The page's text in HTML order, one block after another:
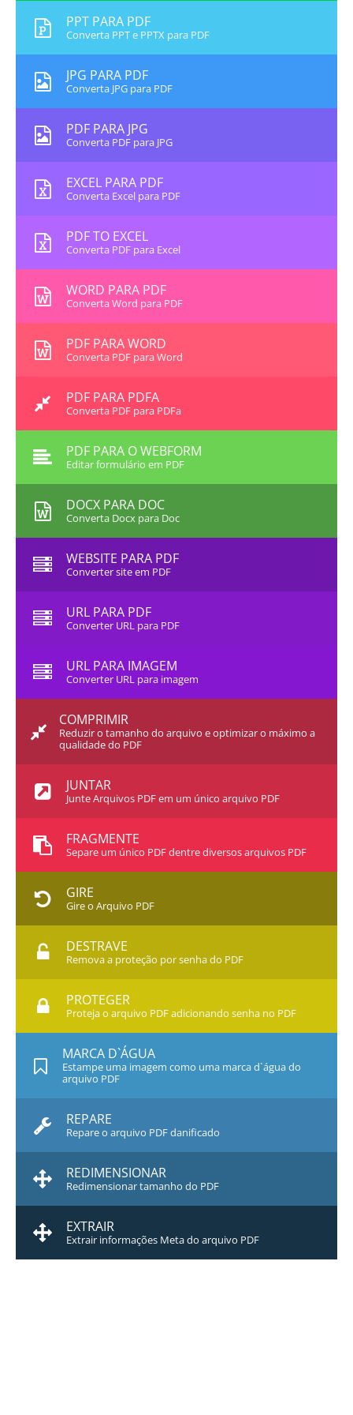
PPT PARA PDF
Converta PPT e PPTX para PDF
JPG PARA PDF
Converta JPG para PDF
PDF PARA JPG
Converta PDF para JPG
EXCEL PARA PDF
Converta Excel para PDF
PDF TO EXCEL
Converta PDF para Excel
WORD PARA PDF
Converta Word para PDF
PDF PARA WORD
Converta PDF para Word
PDF PARA PDFA
Converta PDF para PDFa
PDF PARA O WEBFORM
Editar formulário em PDF
DOCX PARA DOC
Converta Docx para Doc
WEBSITE PARA PDF
Converter site em PDF
URL PARA PDF
Converter URL para PDF
URL PARA IMAGEM
Converter URL para imagem
COMPRIMIR
Reduzir o tamanho do arquivo e optimizar o máximo a
qualidade do PDF
JUNTAR
Junte Arquivos PDF em um único arquivo PDF
FRAGMENTE
Separe um único PDF dentre diversos arquivos PDF
GIRE
Gire o Arquivo PDF
DESTRAVE
Remova a proteção por senha do PDF
PROTEGER
Proteja o arquivo PDF adicionando senha no PDF
MARCA D`ÁGUA
Estampe uma imagem como uma marca d`água do
arquivo PDF
REPARE
Repare o arquivo PDF danificado
REDIMENSIONAR
Redimensionar tamanho do PDF
EXTRAIR
Extrair informações Meta do arquivo PDF